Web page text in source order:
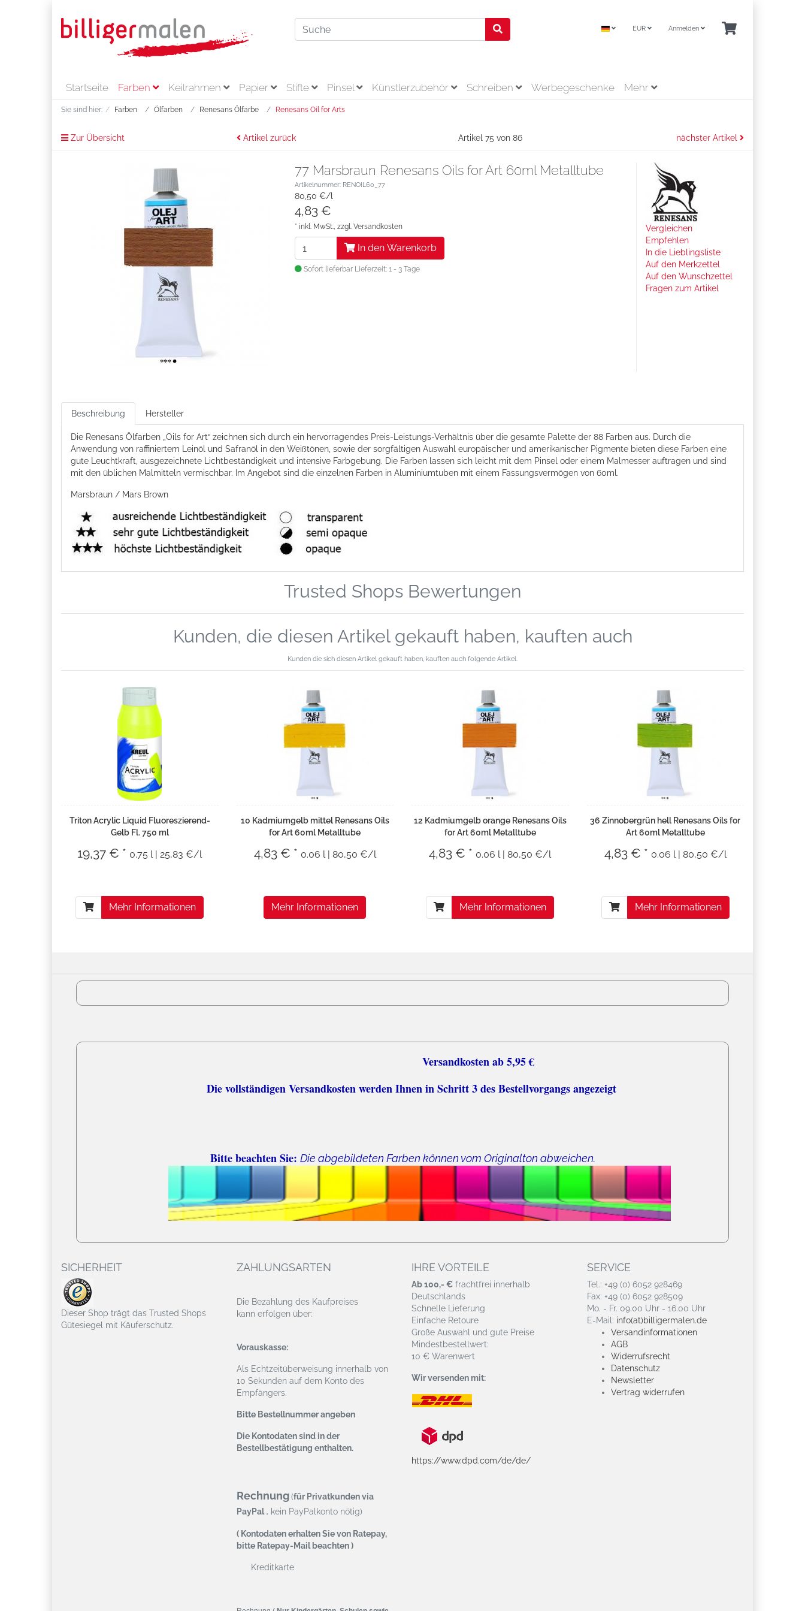
EUR Anmelden
Startseite Farben Keilrahmen Papier Stifte Pinsel Künstlerzubehör Schreiben Werbegeschenke Mehr
Sie sind hier: Farben Ölfarben Renesans Ölfarbe Renesans Oil for Arts
Zur Übersicht Artikel zurück Artikel 75 von 86 nächster Artikel
77 Marsbraun Renesans Oils for Art 60ml Metalltube
Artikelnummer: RENOIL60_77
80,50 €/l
4,83 €
* inkl. MwSt., zzgl. Versandkosten
In den Warenkorb
Sofort lieferbar Lieferzeit: 1 - 3 Tage
Vergleichen
Empfehlen
In die Lieblingsliste
Auf den Merkzettel
Auf den Wunschzettel
Fragen zum Artikel
Beschreibung Hersteller
Die Renesans Ölfarben „Oils for Art“ zeichnen sich durch ein hervorragendes Preis-Leistungs-Verhältnis über die gesamte Palette der 88 Farben aus. Durch die
Anwendung von raffiniertem Leinöl und Safranöl in den Weißtönen, sowie der sorgfältigen Auswahl europäischer und amerikanischer Pigmente bieten diese Farben eine
gute Leuchtkraft, ausgezeichnete Lichtbeständigkeit und intensive Farbgebung. Die Farben lassen sich leicht mit dem Pinsel oder einem Malmesser auftragen und sind
mit den üblichen Malmitteln vermischbar. Im Angebot sind die einzelnen Farben in Aluminiumtuben mit einem Fassungsvermögen von 60ml.
Marsbraun / Mars Brown
Trusted Shops Bewertungen
Kunden, die diesen Artikel gekauft haben, kauften auch
Kunden die sich diesen Artikel gekauft haben, kauften auch folgende Artikel.
Triton Acrylic Liquid Fluoreszierend-
Gelb Fl. 750 ml
19,37 € * 0.75 l | 25,83 €/l
Mehr Informationen
10 Kadmiumgelb mittel Renesans Oils
for Art 60ml Metalltube
4,83 € * 0.06 l | 80,50 €/l
Mehr Informationen
12 Kadmiumgelb orange Renesans Oils
for Art 60ml Metalltube
4,83 € * 0.06 l | 80,50 €/l
Mehr Informationen
36 Zinnobergrün hell Renesans Oils for
Art 60ml Metalltube
4,83 € * 0.06 l | 80,50 €/l
Mehr Informationen
Versandkosten ab 5,95 €
Die vollständigen Versandkosten werden Ihnen in Schritt 3 des Bestellvorgangs angezeigt
Bitte beachten Sie: Die abgebildeten Farben können vom Originalton abweichen.
SICHERHEIT
Dieser Shop trägt das Trusted Shops
Gütesiegel mit Käuferschutz.
ZAHLUNGSARTEN
Die Bezahlung des Kaufpreises
kann erfolgen über:
Vorauskasse:
Als Echtzeitüberweisung innerhalb von
10 Sekunden auf dem Konto des
Empfängers.
Bitte Bestellnummer angeben
Die Kontodaten sind in der
Bestellbestätigung enthalten.
Rechnung (für Privatkunden via
PayPal, kein PayPalkonto nötig)
( Kontodaten erhalten Sie von Ratepay,
bitte Ratepay-Mail beachten )
Kreditkarte
IHRE VORTEILE
Ab 100,- € frachtfrei innerhalb
Deutschlands
Schnelle Lieferung
Einfache Retoure
Große Auswahl und gute Preise
Mindestbestellwert:
10 € Warenwert
Wir versenden mit:
https://www.dpd.com/de/de/
SERVICE
Tel.: +49 (0) 6052 928469
Fax: +49 (0) 6052 928509
Mo. - Fr. 09.00 Uhr - 16.00 Uhr
E-Mail: info(at)billigermalen.de
Versandinformationen
AGB
Widerrufsrecht
Datenschutz
Newsletter
Vertrag widerrufen